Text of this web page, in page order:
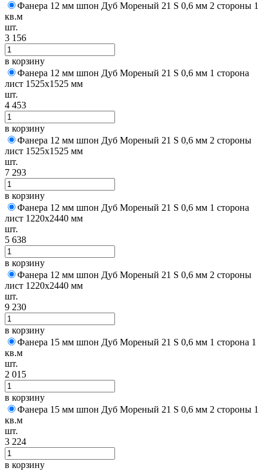
Фанера 12 мм шпон Дуб Мореный 21 S 0,6 мм 2 стороны 1
кв.м
шт.
3 156
в корзину
Фанера 12 мм шпон Дуб Мореный 21 S 0,6 мм 1 сторона
лист 1525х1525 мм
шт.
4 453
в корзину
Фанера 12 мм шпон Дуб Мореный 21 S 0,6 мм 2 стороны
лист 1525х1525 мм
шт.
7 293
в корзину
Фанера 12 мм шпон Дуб Мореный 21 S 0,6 мм 1 сторона
лист 1220х2440 мм
шт.
5 638
в корзину
Фанера 12 мм шпон Дуб Мореный 21 S 0,6 мм 2 стороны
лист 1220х2440 мм
шт.
9 230
в корзину
Фанера 15 мм шпон Дуб Мореный 21 S 0,6 мм 1 сторона 1
кв.м
шт.
2 015
в корзину
Фанера 15 мм шпон Дуб Мореный 21 S 0,6 мм 2 стороны 1
кв.м
шт.
3 224
в корзину